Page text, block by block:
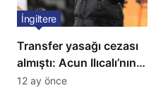
Transfer yasağı cezası
almıştı: Acun Ilıcalı’nın
ekibi Hull City’ye kötü
İngiltere
12 ay önce